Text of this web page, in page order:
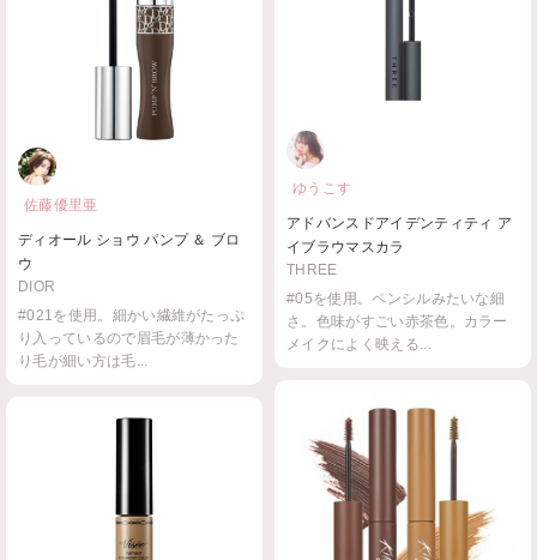
ゆうこす
アドバンスドアイデンティティ ア
イブラウマスカラ
THREE
#05を使用。ペンシルみたいな細
さ。色味がすごい赤茶色。カラー
メイクによく映える...
佐藤優里亜
ディオール ショウ パンプ ＆ ブロ
ウ
DIOR
#021を使用。細かい繊維がたっぷ
り入っているので眉毛が薄かった
り毛が細い方は毛...